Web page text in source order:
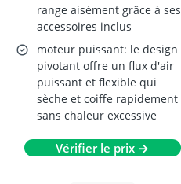
range aisément grâce à ses
accessoires inclus
moteur puissant: le design
pivotant offre un flux d'air
puissant et flexible qui
sèche et coiffe rapidement
sans chaleur excessive
Vérifier le prix →